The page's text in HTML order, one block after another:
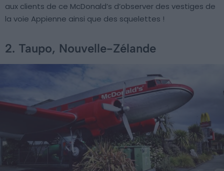
aux clients de ce McDonald’s d’observer des vestiges de
la voie Appienne ainsi que des squelettes !
2. Taupo, Nouvelle-Zélande